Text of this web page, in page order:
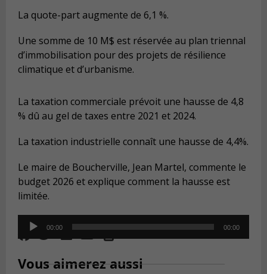
La quote-part augmente de 6,1 %.
Une somme de 10 M$ est réservée au plan triennal
d’immobilisation pour des projets de résilience
climatique et d’urbanisme.
La taxation commerciale prévoit une hausse de 4,8
% dû au gel de taxes entre 2021 et 2024.
La taxation industrielle connaît une hausse de 4,4%.
Le maire de Boucherville, Jean Martel, commente le
budget 2026 et explique comment la hausse est
limitée.
Audio
Player
00:00 00:00
Vous aimerez aussi